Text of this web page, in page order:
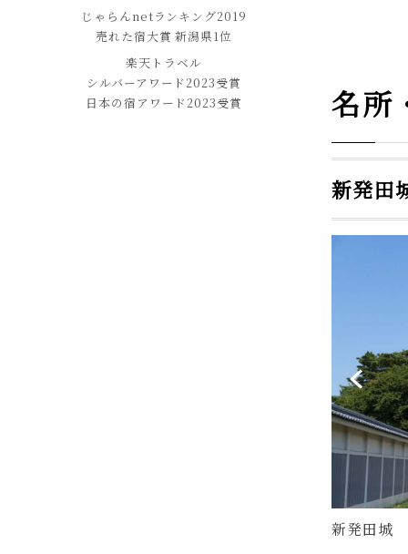
名所
新発田
新発田城
じゃらんnetランキング2019
売れた宿大賞 新潟県1位
楽天トラベル
シルバーアワード2023受賞
日本の宿アワード2023受賞